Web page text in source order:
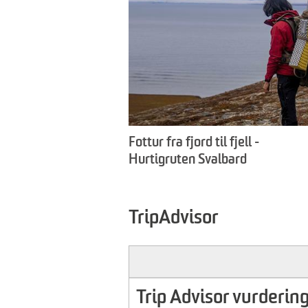
Fottur fra fjord til fjell -
Hurtigruten Svalbard
TripAdvisor
Trip Advisor